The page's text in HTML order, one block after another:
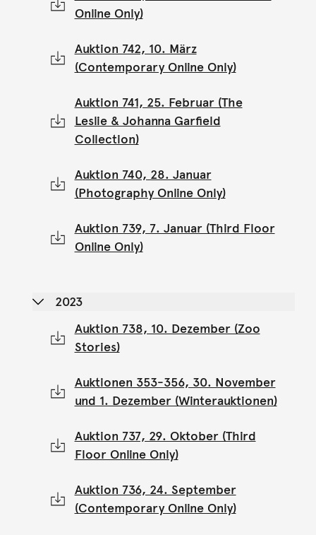
Online Only)
Auktion 742, 10. März
(Contemporary Online Only)
Auktion 741, 25. Februar (The
Leslie & Johanna Garfield
Collection)
Auktion 740, 28. Januar
(Photography Online Only)
Auktion 739, 7. Januar (Third Floor
Online Only)
2023
Auktion 738, 10. Dezember (Zoo
Stories)
Auktionen 353-356, 30. November
und 1. Dezember (Winterauktionen)
Auktion 737, 29. Oktober (Third
Floor Online Only)
Auktion 736, 24. September
(Contemporary Online Only)